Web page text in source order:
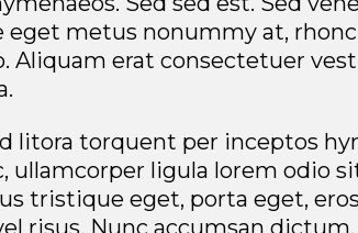
eget metus nonummy at,
Aliquam erat consectetuer
litora torquent per inceptos
ullamcorper ligula lorem odio
tristique eget, porta eget,
risus. Nunc accumsan